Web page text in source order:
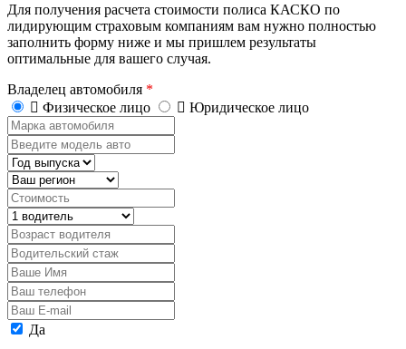
Для получения расчета стоимости полиса КАСКО по
лидирующим страховым компаниям вам нужно полностью
заполнить форму ниже и мы пришлем результаты
оптимальные для вашего случая.
Владелец автомобиля *
Физическое лицо
Юридическое лицо
Марка
автомобиля
Введите
модель
авто
Год
выпуска
Регион
Стоимость,
руб.
Водитель
Возраст
водителя
Водительский
стаж
Ваше
Имя
Ваш
телефон
Ваш
E-
mail
Персональные
Да